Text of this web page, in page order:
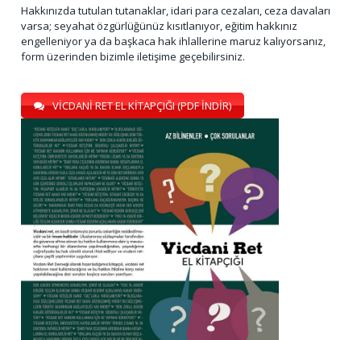
Hakkınızda tutulan tutanaklar, idari para cezaları, ceza davaları
varsa; seyahat özgürlüğünüz kısıtlanıyor, eğitim hakkınız
engelleniyor ya da başkaca hak ihlallerine maruz kalıyorsanız,
form üzerinden bizimle iletişime geçebilirsiniz.
VİCDANİ RET EL KİTAPÇIĞI (PDF İNDİR)